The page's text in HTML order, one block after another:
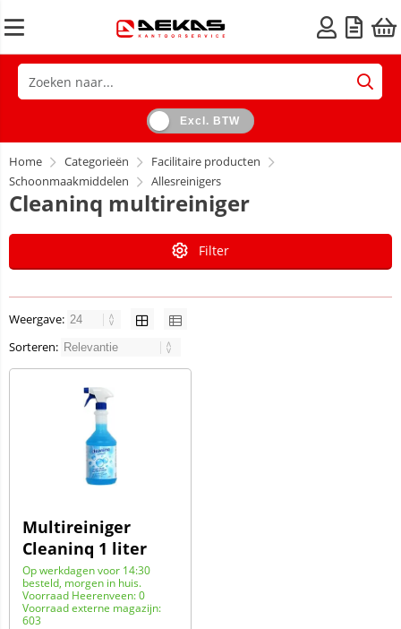
Excl. BTW
Home Categorieën
Facilitaire producten
Schoonmaakmiddelen
Allesreinigers
Cleaninq multireiniger
Filter
Weergave:
Sorteren:
Multireiniger
Cleaninq 1 liter
Op werkdagen voor 14:30
besteld, morgen in huis.
Voorraad Heerenveen: 0
Voorraad externe magazijn:
603